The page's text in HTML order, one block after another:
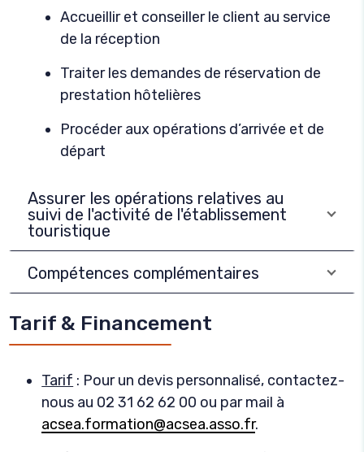
Accueillir et conseiller le client au service
de la réception
Traiter les demandes de réservation de
prestation hôtelières
Procéder aux opérations d’arrivée et de
départ
Assurer les opérations relatives au
suivi de l'activité de l'établissement
touristique
Compétences complémentaires
Tarif & Financement
Tarif : Pour un devis personnalisé, contactez-
nous au 02 31 62 62 00 ou par mail à
acsea.formation@acsea.asso.fr.